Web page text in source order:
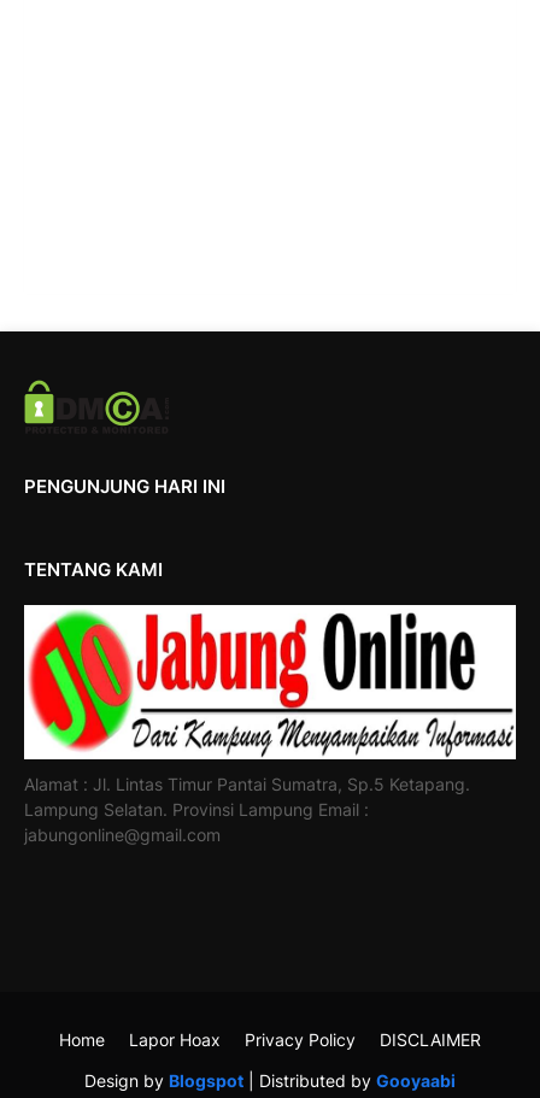
PENGUNJUNG HARI INI
TENTANG KAMI
Alamat : Jl. Lintas Timur Pantai Sumatra, Sp.5 Ketapang.
Lampung Selatan. Provinsi Lampung Email :
jabungonline@gmail.com
Design by Blogspot | Distributed by Gooyaabi
Home Lapor Hoax Privacy Policy DISCLAIMER